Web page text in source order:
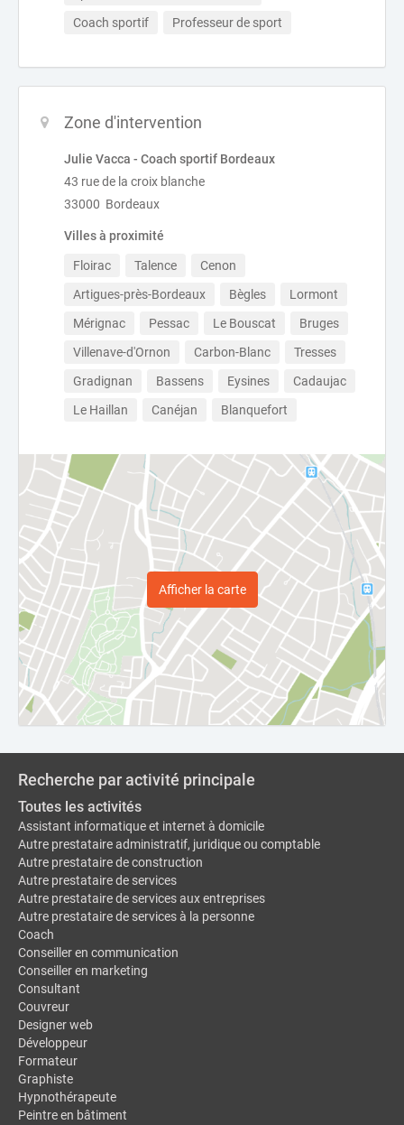
Coach sportif
Professeur de sport
Zone d'intervention
Julie Vacca - Coach sportif Bordeaux
43 rue de la croix blanche
33000 Bordeaux
Villes à proximité
Floirac Talence
Cenon
Artigues-près-Bordeaux
Bègles
Lormont
Mérignac
Pessac Le Bouscat
Bruges
Villenave-d'Ornon
Carbon-Blanc
Tresses
Gradignan
Bassens Eysines
Cadaujac
Le Haillan
Canéjan Blanquefort
Afficher la carte
Recherche par activité principale
Toutes les activités
Assistant informatique et internet à domicile
Autre prestataire administratif, juridique ou comptable
Autre prestataire de construction
Autre prestataire de services
Autre prestataire de services aux entreprises
Autre prestataire de services à la personne
Coach
Conseiller en communication
Conseiller en marketing
Consultant
Couvreur
Designer web
Développeur
Formateur
Graphiste
Hypnothérapeute
Peintre en bâtiment